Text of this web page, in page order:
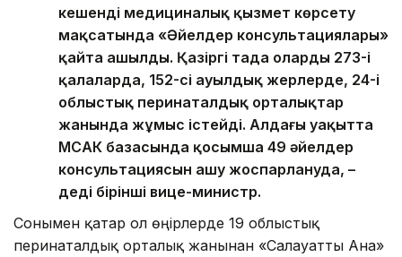
кешенді медициналық қызмет көрсету
мақсатында «Әйелдер консультациялары»
қайта ашылды. Қазіргі таңда олардың 273-і
қалаларда, 152-сі ауылдық жерлерде, 24-і
облыстық перинаталдық орталықтар
жанында жұмыс істейді. Алдағы уақытта
МСАК базасында қосымша 49 әйелдер
консультациясын ашу жоспарлануда, –
деді бірінші вице-министр.
Сонымен қатар ол өңірлерде 19 облыстық
перинаталдық орталық жанынан «Салауатты Ана»